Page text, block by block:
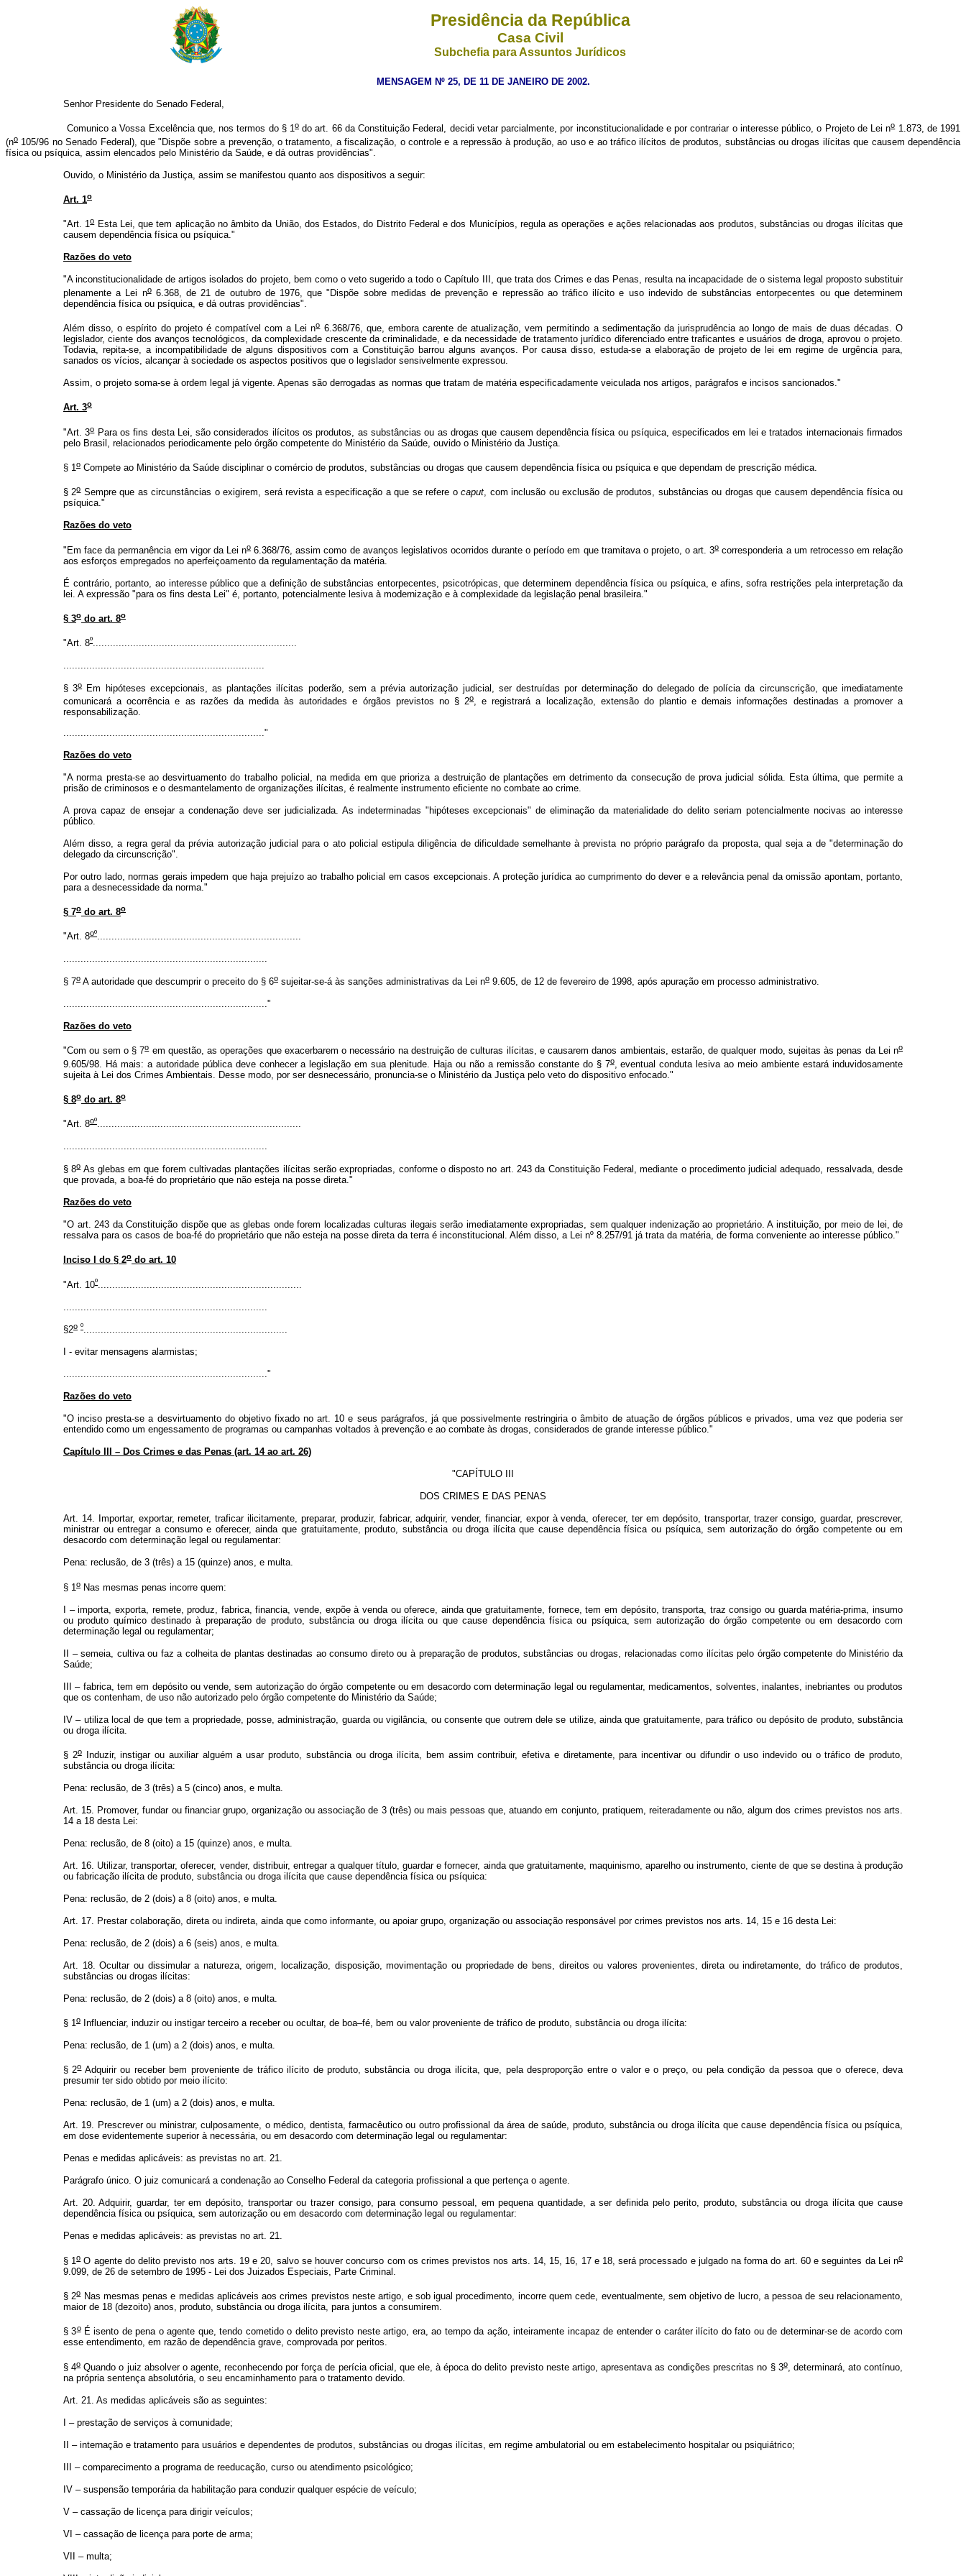
Presidência da República
Casa Civil
Subchefia para Assuntos Jurídicos
MENSAGEM Nº 25, DE 11 DE JANEIRO DE 2002.
Senhor Presidente do Senado Federal,
Comunico a Vossa Excelência que, nos termos do § 1odo art. 66 da Constituição Federal, decidi vetar parcialmente, por inconstitucionalidade e por contrariar o interesse público, o Projeto de Lei no1.873, de 1991
(no 105/96 no Senado Federal), que "Dispõe sobre a prevenção, o tratamento, a fiscalização, o controle e a repressão à produção, ao uso e ao tráfico ilícitos de produtos, substâncias ou drogas ilícitas que causem dependência
física ou psíquica, assim elencados pelo Ministério da Saúde, e dá outras providências".
Ouvido, o Ministério da Justiça, assim se manifestou quanto aos dispositivos a seguir:
Art. 1o
"Art. 1oEsta Lei, que tem aplicação no âmbito da União, dos Estados, do Distrito Federal e dos Municípios, regula as operações e ações relacionadas aos produtos, substâncias ou drogas ilícitas que
causem dependência física ou psíquica."
Razões do veto
"A inconstitucionalidade de artigos isolados do projeto, bem como o veto sugerido a todo o Capítulo III, que trata dos Crimes e das Penas, resulta na incapacidade de o sistema legal proposto substituir
plenamente a Lei no6.368, de 21 de outubro de 1976, que "Dispõe sobre medidas de prevenção e repressão ao tráfico ilícito e uso indevido de substâncias entorpecentes ou que determinem
dependência física ou psíquica, e dá outras providências".
Além disso, o espírito do projeto é compatível com a Lei no6.368/76, que, embora carente de atualização, vem permitindo a sedimentação da jurisprudência ao longo de mais de duas décadas. O
legislador, ciente dos avanços tecnológicos, da complexidade crescente da criminalidade, e da necessidade de tratamento jurídico diferenciado entre traficantes e usuários de droga, aprovou o projeto.
Todavia, repita-se, a incompatibilidade de alguns dispositivos com a Constituição barrou alguns avanços. Por causa disso, estuda-se a elaboração de projeto de lei em regime de urgência para,
sanados os vícios, alcançar à sociedade os aspectos positivos que o legislador sensivelmente expressou.
Assim, o projeto soma-se à ordem legal já vigente. Apenas são derrogadas as normas que tratam de matéria especificadamente veiculada nos artigos, parágrafos e incisos sancionados."
Art. 3o
"Art. 3oPara os fins desta Lei, são considerados ilícitos os produtos, as substâncias ou as drogas que causem dependência física ou psíquica, especificados em lei e tratados internacionais firmados
pelo Brasil, relacionados periodicamente pelo órgão competente do Ministério da Saúde, ouvido o Ministério da Justiça.
§ 1 o Compete ao Ministério da Saúde disciplinar o comércio de produtos, substâncias ou drogas que causem dependência física ou psíquica e que dependam de prescrição médica.
§ 2oSempre que as circunstâncias o exigirem, será revista a especificação a que se refere ocaput, com inclusão ou exclusão de produtos, substâncias ou drogas que causem dependência física ou
psíquica."
Razões do veto
"Em face da permanência em vigor da Lei no 6.368/76, assim como de avanços legislativos ocorridos durante o período em que tramitava o projeto, o art. 3ocorresponderia a um retrocesso em relação
aos esforços empregados no aperfeiçoamento da regulamentação da matéria.
É contrário, portanto, ao interesse público que a definição de substâncias entorpecentes, psicotrópicas, que determinem dependência física ou psíquica, e afins, sofra restrições pela interpretação da
lei. A expressão "para os fins desta Lei" é, portanto, potencialmente lesiva à modernização e à complexidade da legislação penal brasileira."
§ 3o do art. 8o
"Art. 8º.......................................................................
......................................................................
§ 3oEm hipóteses excepcionais, as plantações ilícitas poderão, sem a prévia autorização judicial, ser destruídas por determinação do delegado de polícia da circunscrição, que imediatamente
comunicará a ocorrência e as razões da medida às autoridades e órgãos previstos no § 2o, e registrará a localização, extensão do plantio e demais informações destinadas a promover a
responsabilização.
......................................................................"
Razões do veto
"A norma presta-se ao desvirtuamento do trabalho policial, na medida em que prioriza a destruição de plantações em detrimento da consecução de prova judicial sólida. Esta última, que permite a
prisão de criminosos e o desmantelamento de organizações ilícitas, é realmente instrumento eficiente no combate ao crime.
A prova capaz de ensejar a condenação deve ser judicializada. As indeterminadas "hipóteses excepcionais" de eliminação da materialidade do delito seriam potencialmente nocivas ao interesse
público.
Além disso, a regra geral da prévia autorização judicial para o ato policial estipula diligência de dificuldade semelhante à prevista no próprio parágrafo da proposta, qual seja a de "determinação do
delegado da circunscrição".
Por outro lado, normas gerais impedem que haja prejuízo ao trabalho policial em casos excepcionais. A proteção jurídica ao cumprimento do dever e a relevância penal da omissão apontam, portanto,
para a desnecessidade da norma."
§ 7o do art. 8o
"Art. 8oº.......................................................................
.......................................................................
§ 7o A autoridade que descumprir o preceito do § 6o sujeitar-se-á às sanções administrativas da Lei no 9.605, de 12 de fevereiro de 1998, após apuração em processo administrativo.
......................................................................."
Razões do veto
"Com ou sem o § 7oem questão, as operações que exacerbarem o necessário na destruição de culturas ilícitas, e causarem danos ambientais, estarão, de qualquer modo, sujeitas às penas da Lei no
9.605/98. Há mais: a autoridade pública deve conhecer a legislação em sua plenitude. Haja ou não a remissão constante do § 7o, eventual conduta lesiva ao meio ambiente estará induvidosamente
sujeita à Lei dos Crimes Ambientais. Desse modo, por ser desnecessário, pronuncia-se o Ministério da Justiça pelo veto do dispositivo enfocado."
§ 8o do art. 8o
"Art. 8oº.......................................................................
.......................................................................
§ 8oAs glebas em que forem cultivadas plantações ilícitas serão expropriadas, conforme o disposto no art. 243 da Constituição Federal, mediante o procedimento judicial adequado, ressalvada, desde
que provada, a boa-fé do proprietário que não esteja na posse direta."
Razões do veto
"O art. 243 da Constituição dispõe que as glebas onde forem localizadas culturas ilegais serão imediatamente expropriadas, sem qualquer indenização ao proprietário. A instituição, por meio de lei, de
ressalva para os casos de boa-fé do proprietário que não esteja na posse direta da terra é inconstitucional. Além disso, a Lei nº 8.257/91 já trata da matéria, de forma conveniente ao interesse público."
Inciso I do § 2o do art. 10
"Art. 10º
§2o º.......................................................................
I - evitar mensagens alarmistas;
......................................................................."
Razões do veto
"O inciso presta-se a desvirtuamento do objetivo fixado no art. 10 e seus parágrafos, já que possivelmente restringiria o âmbito de atuação de órgãos públicos e privados, uma vez que poderia ser
entendido como um engessamento de programas ou campanhas voltados à prevenção e ao combate às drogas, considerados de grande interesse público."
Capítulo III – Dos Crimes e das Penas (art. 14 ao art. 26)
"CAPÍTULO III
DOS CRIMES E DAS PENAS
Art. 14. Importar, exportar, remeter, traficar ilicitamente, preparar, produzir, fabricar, adquirir, vender, financiar, expor à venda, oferecer, ter em depósito, transportar, trazer consigo, guardar, prescrever,
ministrar ou entregar a consumo e oferecer, ainda que gratuitamente, produto, substância ou droga ilícita que cause dependência física ou psíquica, sem autorização do órgão competente ou em
desacordo com determinação legal ou regulamentar:
Pena: reclusão, de 3 (três) a 15 (quinze) anos, e multa.
§ 1o Nas mesmas penas incorre quem:
I – importa, exporta, remete, produz, fabrica, financia, vende, expõe à venda ou oferece, ainda que gratuitamente, fornece, tem em depósito, transporta, traz consigo ou guarda matéria-prima, insumo
ou produto químico destinado à preparação de produto, substância ou droga ilícita ou que cause dependência física ou psíquica, sem autorização do órgão competente ou em desacordo com
determinação legal ou regulamentar;
II – semeia, cultiva ou faz a colheita de plantas destinadas ao consumo direto ou à preparação de produtos, substâncias ou drogas, relacionadas como ilícitas pelo órgão competente do Ministério da
Saúde;
III – fabrica, tem em depósito ou vende, sem autorização do órgão competente ou em desacordo com determinação legal ou regulamentar, medicamentos, solventes, inalantes, inebriantes ou produtos
que os contenham, de uso não autorizado pelo órgão competente do Ministério da Saúde;
IV – utiliza local de que tem a propriedade, posse, administração, guarda ou vigilância, ou consente que outrem dele se utilize, ainda que gratuitamente, para tráfico ou depósito de produto, substância
ou droga ilícita.
§ 2oInduzir, instigar ou auxiliar alguém a usar produto, substância ou droga ilícita, bem assim contribuir, efetiva e diretamente, para incentivar ou difundir o uso indevido ou o tráfico de produto,
substância ou droga ilícita:
Pena: reclusão, de 3 (três) a 5 (cinco) anos, e multa.
Art. 15. Promover, fundar ou financiar grupo, organização ou associação de 3 (três) ou mais pessoas que, atuando em conjunto, pratiquem, reiteradamente ou não, algum dos crimes previstos nos arts.
14 a 18 desta Lei:
Pena: reclusão, de 8 (oito) a 15 (quinze) anos, e multa.
Art. 16. Utilizar, transportar, oferecer, vender, distribuir, entregar a qualquer título, guardar e fornecer, ainda que gratuitamente, maquinismo, aparelho ou instrumento, ciente de que se destina à produção
ou fabricação ilícita de produto, substância ou droga ilícita que cause dependência física ou psíquica:
Pena: reclusão, de 2 (dois) a 8 (oito) anos, e multa.
Art. 17. Prestar colaboração, direta ou indireta, ainda que como informante, ou apoiar grupo, organização ou associação responsável por crimes previstos nos arts. 14, 15 e 16 desta Lei:
Pena: reclusão, de 2 (dois) a 6 (seis) anos, e multa.
Art. 18. Ocultar ou dissimular a natureza, origem, localização, disposição, movimentação ou propriedade de bens, direitos ou valores provenientes, direta ou indiretamente, do tráfico de produtos,
substâncias ou drogas ilícitas:
Pena: reclusão, de 2 (dois) a 8 (oito) anos, e multa.
§ 1o Influenciar, induzir ou instigar terceiro a receber ou ocultar, de boa–fé, bem ou valor proveniente de tráfico de produto, substância ou droga ilícita:
Pena: reclusão, de 1 (um) a 2 (dois) anos, e multa.
§ 2oAdquirir ou receber bem proveniente de tráfico ilícito de produto, substância ou droga ilícita, que, pela desproporção entre o valor e o preço, ou pela condição da pessoa que o oferece, deva
presumir ter sido obtido por meio ilícito:
Pena: reclusão, de 1 (um) a 2 (dois) anos, e multa.
Art. 19. Prescrever ou ministrar, culposamente, o médico, dentista, farmacêutico ou outro profissional da área de saúde, produto, substância ou droga ilícita que cause dependência física ou psíquica,
em dose evidentemente superior à necessária, ou em desacordo com determinação legal ou regulamentar:
Penas e medidas aplicáveis: as previstas no art. 21.
Parágrafo único. O juiz comunicará a condenação ao Conselho Federal da categoria profissional a que pertença o agente.
Art. 20. Adquirir, guardar, ter em depósito, transportar ou trazer consigo, para consumo pessoal, em pequena quantidade, a ser definida pelo perito, produto, substância ou droga ilícita que cause
dependência física ou psíquica, sem autorização ou em desacordo com determinação legal ou regulamentar:
Penas e medidas aplicáveis: as previstas no art. 21.
§ 1oO agente do delito previsto nos arts. 19 e 20, salvo se houver concurso com os crimes previstos nos arts. 14, 15, 16, 17 e 18, será processado e julgado na forma do art. 60 e seguintes da Lei no
9.099, de 26 de setembro de 1995 - Lei dos Juizados Especiais, Parte Criminal.
§ 2oNas mesmas penas e medidas aplicáveis aos crimes previstos neste artigo, e sob igual procedimento, incorre quem cede, eventualmente, sem objetivo de lucro, a pessoa de seu relacionamento,
maior de 18 (dezoito) anos, produto, substância ou droga ilícita, para juntos a consumirem.
§ 3oÉ isento de pena o agente que, tendo cometido o delito previsto neste artigo, era, ao tempo da ação, inteiramente incapaz de entender o caráter ilícito do fato ou de determinar-se de acordo com
esse entendimento, em razão de dependência grave, comprovada por peritos.
§ 4oQuando o juiz absolver o agente, reconhecendo por força de perícia oficial, que ele, à época do delito previsto neste artigo, apresentava as condições prescritas no § 3o, determinará, ato contínuo,
na própria sentença absolutória, o seu encaminhamento para o tratamento devido.
Art. 21. As medidas aplicáveis são as seguintes:
I – prestação de serviços à comunidade;
II – internação e tratamento para usuários e dependentes de produtos, substâncias ou drogas ilícitas, em regime ambulatorial ou em estabelecimento hospitalar ou psiquiátrico;
III – comparecimento a programa de reeducação, curso ou atendimento psicológico;
IV – suspensão temporária da habilitação para conduzir qualquer espécie de veículo;
V – cassação de licença para dirigir veículos;
VI – cassação de licença para porte de arma;
VII – multa;